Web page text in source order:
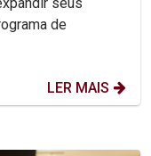
LER MAIS